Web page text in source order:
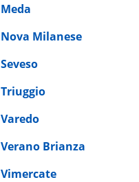
Meda
Nova Milanese
Seveso
Triuggio
Varedo
Verano Brianza
Vimercate